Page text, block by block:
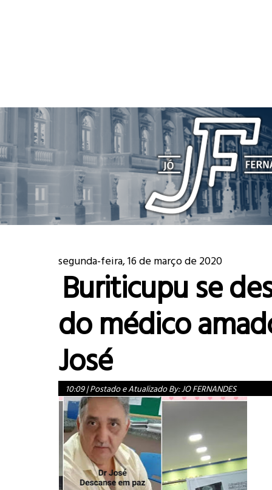
segunda-feira, 16 de março de 2020
Buriticupu se
do médico
José
10:09|Postado e Atualizado By:JO FERNANDES